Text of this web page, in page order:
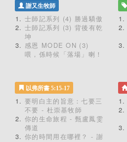
謝又生牧師
士師記系列 (4) 勝過驕傲
士師記系列 (3) 背後有乾
坤
感恩 MODE ON (3)
喂，係時候「落場」喇！
以弗所書 5:15-17
要明白主的旨意：七要三
不要 - 杜崇基牧師
你的生命旅程 - 甄盧鳳雯
傳道
你的時間用在哪裡？ - 謝